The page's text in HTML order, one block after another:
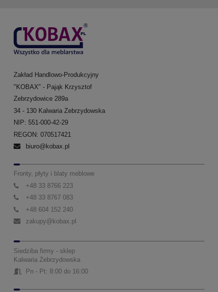
Zakład Handlowo-Produkcyjny
"KOBAX" - Pająk Krzysztof
Zebrzydowice 289a
34 - 130 Kalwaria Zebrzydowska
NIP: 551-000-42-29
REGON: 070517421
biuro@kobax.pl
Fronty, płyty i blaty meblowe
+48 33 8766 223
+48 33 8767 083
+48 604 152 240
zakupy@kobax.pl
Siedziba firmy - sklep
Kalwaria Zebrzydowska
Pn - Pt: 8:00 do 16:00